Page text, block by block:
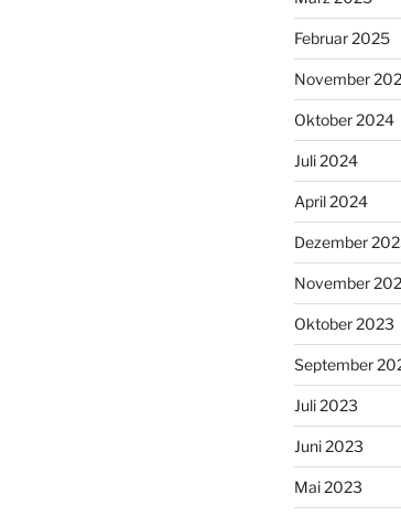
Februar 2025
November
Oktober 2024
Juli 2024
April 2024
Dezember
November
Oktober 2023
September
Juli 2023
Juni 2023
Mai 2023